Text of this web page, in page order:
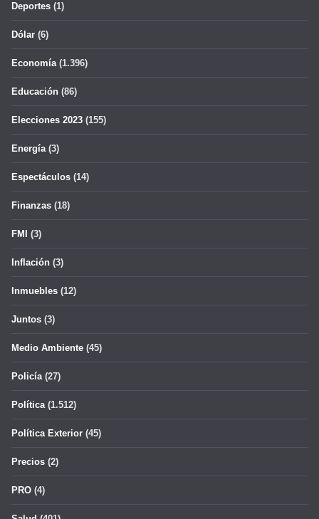
Deportes (1)
Dólar (6)
Economía(1.396)
Educación (86)
Elecciones 2023 (155)
Energía(3)
Espectáculos (14)
Finanzas (18)
FMI (3)
Inflación (3)
Inmuebles (12)
Juntos (3)
Medio Ambiente (45)
Policía(27)
Política(1.512)
Política Exterior (45)
Precios (2)
PRO (4)